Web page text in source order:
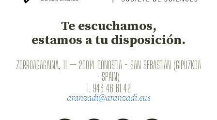
Te escuchamos,
estamos a tu disposición.
ZORROAGAGAINA, 11 — 20014 DONOSTIA - SAN SEBASTIÁN (GIPUZKOA
· SPAIN)
T. 943 46 61 42
aranzadi@aranzadi.eus